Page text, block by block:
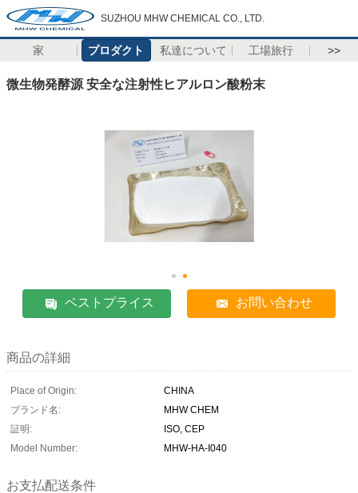
SUZHOU MHW CHEMICAL CO., LTD.
家 プロダクト 私達について 工場旅行 >>
微生物発酵源 安全な注射性ヒアルロン酸粉末
ベストプライス お問い合わせ
商品の詳細
Place of Origin:
CHINA
ブランド名:
MHW CHEM
証明:
ISO, CEP
Model Number:
MHW-HA-I040
お支払配送条件